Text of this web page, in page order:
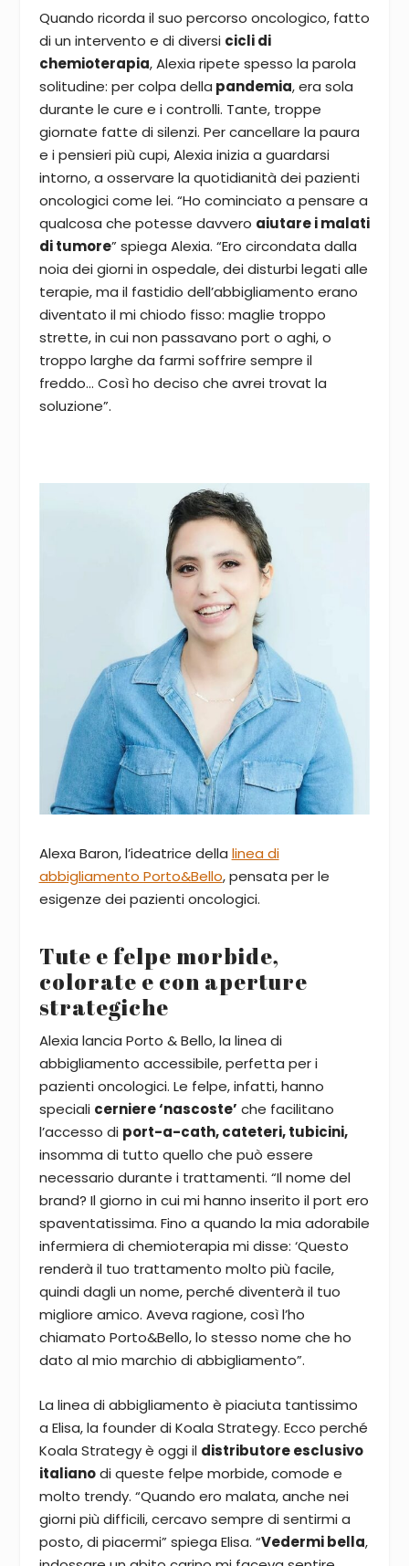
Quando ricorda il suo percorso oncologico, fatto
di un intervento e di diversi cicli di
chemioterapia, Alexia ripete spesso la parola
solitudine: per colpa della pandemia, era sola
durante le cure e i controlli. Tante, troppe
giornate fatte di silenzi. Per cancellare la paura
e i pensieri più cupi, Alexia inizia a guardarsi
intorno, a osservare la quotidianità dei pazienti
oncologici come lei. “Ho cominciato a pensare a
qualcosa che potesse davvero aiutare i malati
di tumore” spiega Alexia. “Ero circondata dalla
noia dei giorni in ospedale, dei disturbi legati alle
terapie, ma il fastidio dell’abbigliamento erano
diventato il mi chiodo fisso: maglie troppo
strette, in cui non passavano port o aghi, o
troppo larghe da farmi soffrire sempre il
freddo… Così ho deciso che avrei trovat la
soluzione”.
Alexa Baron, l’ideatrice della linea di
abbigliamento Porto&Bello, pensata per le
esigenze dei pazienti oncologici.
Tute e felpe morbide,
colorate e con aperture
strategiche
Alexia lancia Porto & Bello, la linea di
abbigliamento accessibile, perfetta per i
pazienti oncologici. Le felpe, infatti, hanno
speciali cerniere ‘nascoste’ che facilitano
l’accesso di port-a-cath, cateteri, tubicini,
insomma di tutto quello che può essere
necessario durante i trattamenti. “Il nome del
brand? Il giorno in cui mi hanno inserito il port ero
spaventatissima. Fino a quando la mia adorabile
infermiera di chemioterapia mi disse: ‘Questo
renderà il tuo trattamento molto più facile,
quindi dagli un nome, perché diventerà il tuo
migliore amico. Aveva ragione, così l’ho
chiamato Porto&Bello, lo stesso nome che ho
dato al mio marchio di abbigliamento”.
La linea di abbigliamento è piaciuta tantissimo
a Elisa, la founder di Koala Strategy. Ecco perché
Koala Strategy è oggi il distributore esclusivo
italianodi queste felpe morbide, comode e
molto trendy. “Quando ero malata, anche nei
giorni più difficili, cercavo sempre di sentirmi a
posto, di piacermi” spiega Elisa. “Vedermi bella,